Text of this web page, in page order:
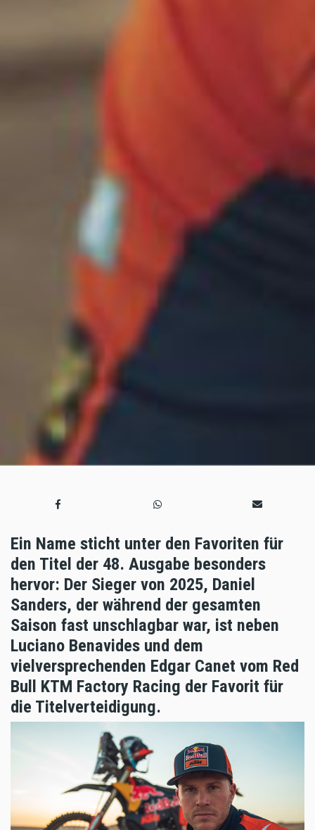
Ein Name sticht unter den Favoriten für
den Titel der 48. Ausgabe besonders
hervor: Der Sieger von 2025, Daniel
Sanders, der während der gesamten
Saison fast unschlagbar war, ist neben
Luciano Benavides und dem
vielversprechenden Edgar Canet vom Red
Bull KTM Factory Racing der Favorit für
die Titelverteidigung.